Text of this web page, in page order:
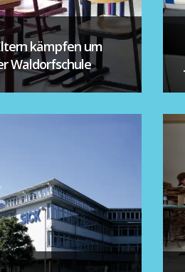
kämpfen um
Waldorfschule